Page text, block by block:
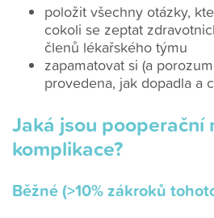
položit všechny otázky,
cokoli se zeptat
členů lékařského týmu
zapamatovat si (a
provedena, jak dopadla a
Jaká jsou pooperační
komplikace?
Běžné (>10% zákroků